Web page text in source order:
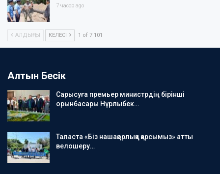
7 часов ago
АЛДЫҢҒЫ КЕЛЕСІ 1 of 7 101
Алтын Бесік
Сарысуға премьер министрдің бірінші
орынбасары Нұрлыбек…
Таласта «Біз нашақорлыққа қарсымыз» атты
велошеру…